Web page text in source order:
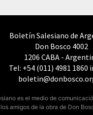
Boletín Salesiano de
Don Bosco 4002
1206 CABA -
Tel: +54 (011) 4981 1860
es el medio de
amigos de la obra de Don